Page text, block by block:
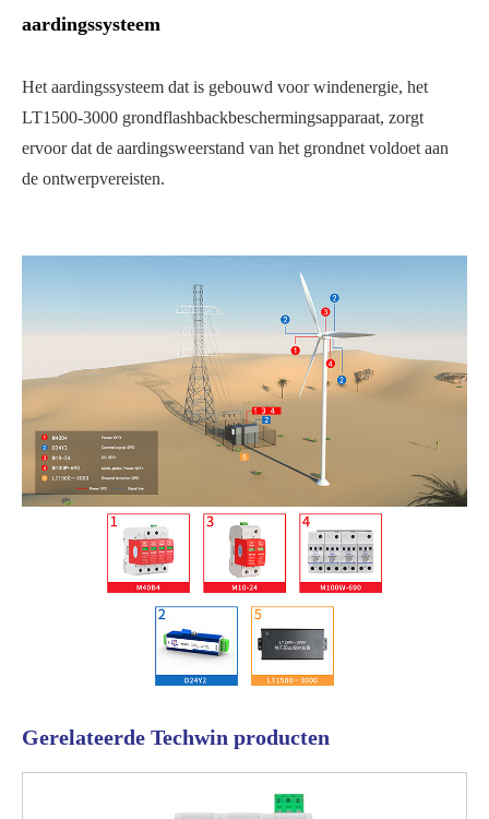
aardingssysteem
Het aardingssysteem dat is gebouwd voor windenergie, het
LT1500-3000 grondflashbackbeschermingsapparaat, zorgt
ervoor dat de aardingsweerstand van het grondnet voldoet aan
de ontwerpvereisten.
Gerelateerde Techwin producten